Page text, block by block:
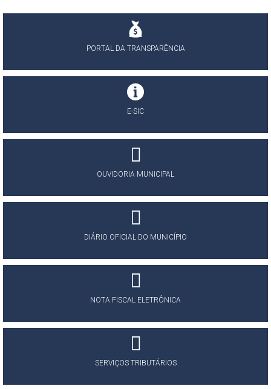
PORTAL DA TRANSPARÊNCIA
E-SIC
OUVIDORIA MUNICIPAL
DIÁRIO OFICIAL DO MUNICÍPIO
NOTA FISCAL ELETRÔNICA
SERVIÇOS TRIBUTÁRIOS